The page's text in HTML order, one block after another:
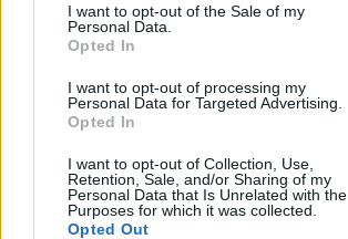
I want to opt-out of the Sale of my
Personal Data.
Opted In
I want to opt-out of processing my
Personal Data for Targeted Advertising.
Opted In
I want to opt-out of Collection, Use,
Retention, Sale, and/or Sharing of my
Personal Data that Is Unrelated with the
Purposes for which it was collected.
Opted Out